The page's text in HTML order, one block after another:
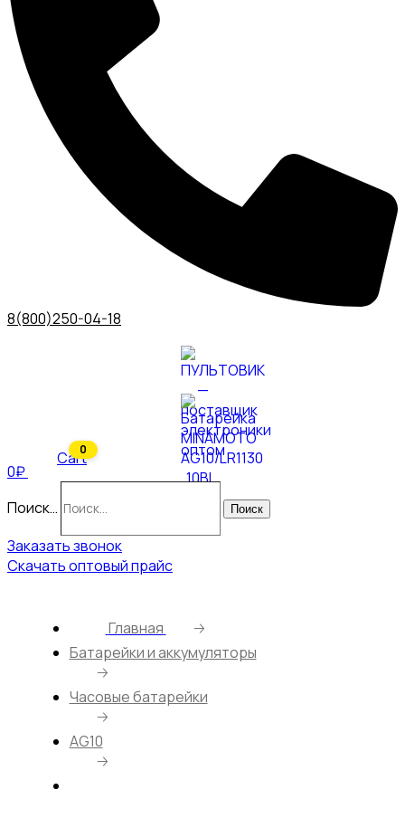
8(800)250-04-18
0₽
0
Cart
Поиск… Поиск
Заказать звонок
Скачать оптовый прайс
Главная
🡢
Батарейки и аккумуляторы
🡢
Часовые батарейки
🡢
AG10
🡢